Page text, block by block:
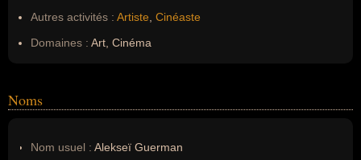
Autres activités : Artiste Cinéaste
Domaines : Art, Cinéma
Noms
Nom usuel : Alekseï Guerman